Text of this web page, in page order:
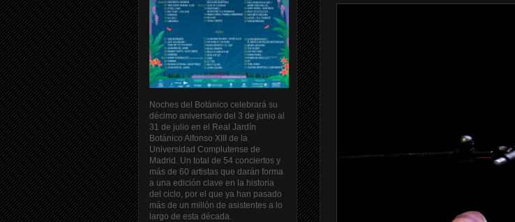
Noches del Botánico celebrará su
décimo aniversario del 3 de junio al
31 de julio en el Real Jardín
Botánico Alfonso XIII de la
Universidad Complutense de
Madrid. Un total de 54 conciertos y
más de 60 artistas que darán forma
a una edición clave en la historia
del ciclo, por el que ya han pasado
más de un millón de asistentes a lo
largo de esta década.